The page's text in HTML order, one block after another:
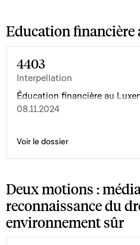
Education financière
4403
Interpellation
Éducation financière au
08.11.2024
Voir le dossier
Deux motions :
reconnaissance du
environnement sûr